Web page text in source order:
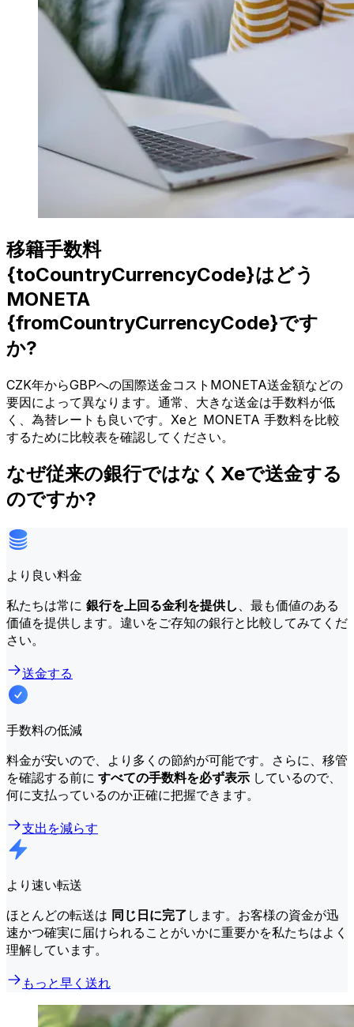
移籍手数料
{toCountryCurrencyCode}はどう
MONETA
{fromCountryCurrencyCode}です
か?
CZK年からGBPへの国際送金コストMONETA送金額などの
要因によって異なります。通常、大きな送金は手数料が低
く、為替レートも良いです。Xeと MONETA 手数料を比較
するために比較表を確認してください。
なぜ従来の銀行ではなくXeで送金する
のですか?
より良い料金
私たちは常に 銀行を上回る金利を提供し 、最も価値のある
価値を提供します。違いをご存知の銀行と比較してみてくだ
さい。
送金する
手数料の低減
料金が安いので、より多くの節約が可能です。さらに、移管
を確認する前に すべての手数料を必ず表示 しているので、
何に支払っているのか正確に把握できます。
支出を減らす
より速い転送
ほとんどの転送は 同じ日に完了 します。お客様の資金が迅
速かつ確実に届けられることがいかに重要かを私たちはよく
理解しています。
もっと早く送れ